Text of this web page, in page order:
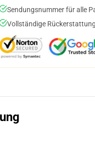
Sendungsnummer für alle
Vollständige